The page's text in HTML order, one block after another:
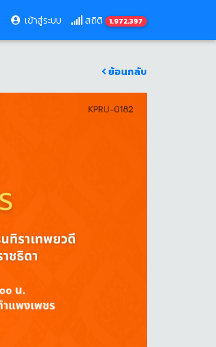
เข้าสู่ระบบ สถิติ 1,972,397
ย้อนกลับ